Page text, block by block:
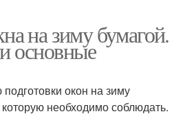
на зиму бумагой.
основные
окон на зиму
необходимо соблюдать.